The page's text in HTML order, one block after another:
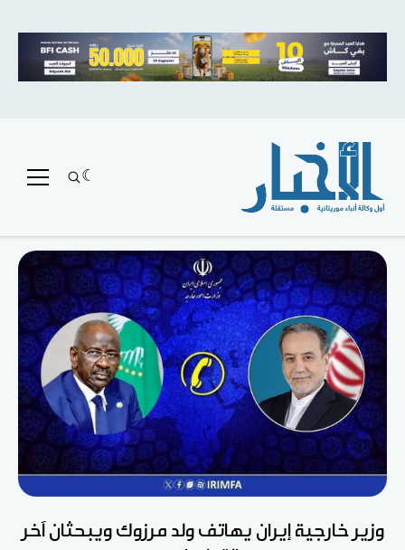
متميز
وزير خارجية إيران يهاتف ولد مرزوك ويبحثان آخر